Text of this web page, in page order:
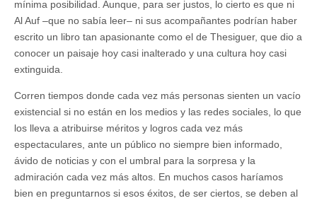
mínima posibilidad. Aunque, para ser justos, lo cierto es que ni
Al Auf –que no sabía leer– ni sus acompañantes podrían haber
escrito un libro tan apasionante como el de Thesiguer, que dio a
conocer un paisaje hoy casi inalterado y una cultura hoy casi
extinguida.
Corren tiempos donde cada vez más personas sienten un vacío
existencial si no están en los medios y las redes sociales, lo que
los lleva a atribuirse méritos y logros cada vez más
espectaculares, ante un público no siempre bien informado,
ávido de noticias y con el umbral para la sorpresa y la
admiración cada vez más altos. En muchos casos haríamos
bien en preguntarnos si esos éxitos, de ser ciertos, se deben al